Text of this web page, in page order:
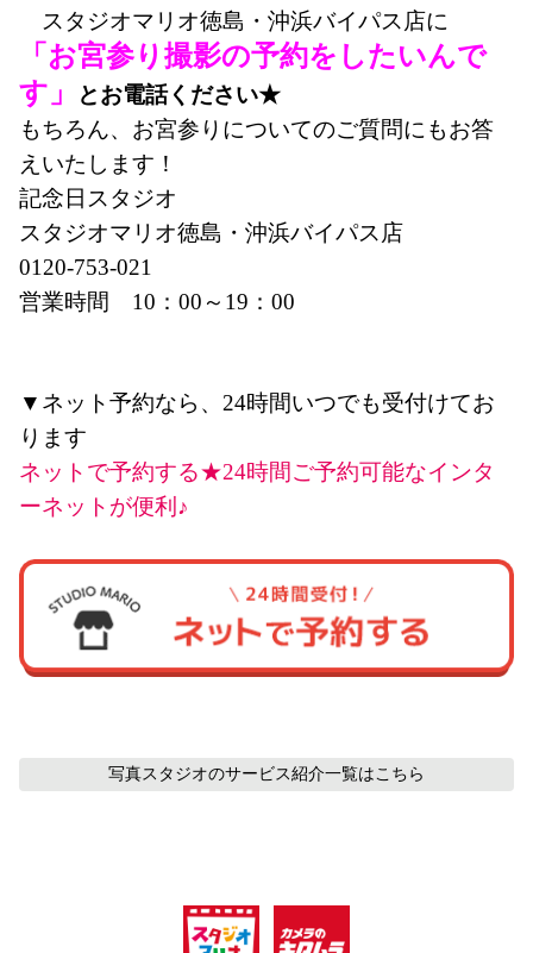
スタジオマリオ徳島・沖浜バイパス店に
「お宮参り撮影の予約をしたいんで
す」
とお電話ください★
もちろん、お宮参りについてのご質問にもお答
えいたします！
記念日スタジオ
スタジオマリオ徳島・沖浜バイパス店
0120-753-021
営業時間　10：00～19：00
▼ネット予約なら、24時間いつでも受付けてお
ります
ネットで予約する★24時間ご予約可能なインタ
ーネットが便利♪
写真スタジオのサービス紹介一覧はこちら